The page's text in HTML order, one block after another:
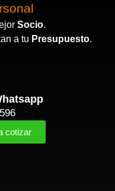
Socio.
a tu Presupuesto.
cotizar